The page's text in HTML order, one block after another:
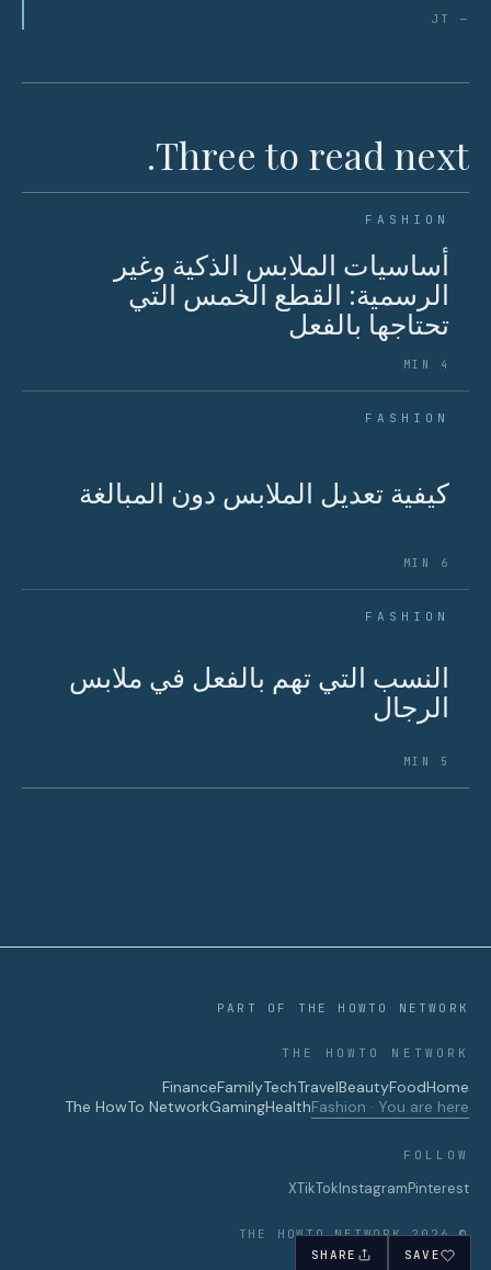
— JT
Three to read next.
FASHION
أساسيات الملابس الذكية وغير
الرسمية: القطع الخمس التي
تحتاجها بالفعل
4 MIN
FASHION
كيفية تعديل الملابس دون المبالغة
6 MIN
FASHION
النسب التي تهم بالفعل في ملابس
الرجال
5 MIN
PART OF THE HOWTO NETWORK
THE HOWTO NETWORK
Home
Food
Beauty
Travel
Tech
Family
Finance
Fashion · You are here
Health
Gaming
The HowTo Network
FOLLOW
Pinterest
Instagram
TikTok
X
© 2026 THE HOWTO NETWORK
SAVE
SHARE